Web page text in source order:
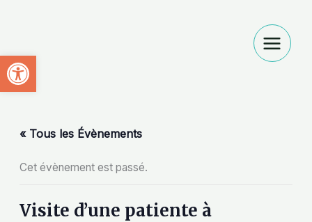
Ouvrir la barre d’outils
« Tous les Évènements
Cet évènement est passé.
Visite d’une patiente à